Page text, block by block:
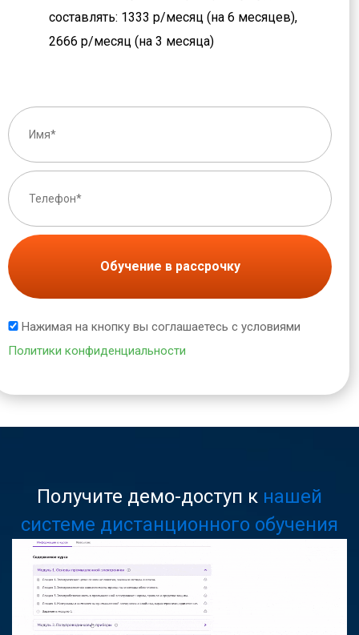
составлять: 1333 р/месяц (на 6 месяцев),
2666 р/месяц (на 3 месяца)
Обучение в рассрочку
Нажимая на кнопку вы соглашаетесь с условиями
Политики конфиденциальности
Получите демо-доступ к нашей
системе дистанционного обучения